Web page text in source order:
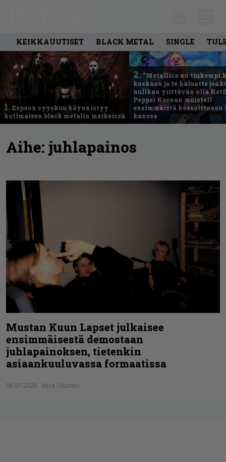
KEIKKAUUTISET BLACK METAL SINGLE
1. Espoon syyskuu käynnistyy
kotimaisen black metalin merkeissä
2. ”Metallica on tiukempi
koskaan ja te haluatte
nulikan yrittävän olla
Pepper Keenan muisteli
ensimmäistä
kanssa
Aihe: juhlapainos
Mustan Kuun Lapset julkaisee
ensimmäisestä demostaan
juhlapainoksen, tietenkin
asiaankuuluvassa formaatissa
06.07.2026 Vesa Siltanen